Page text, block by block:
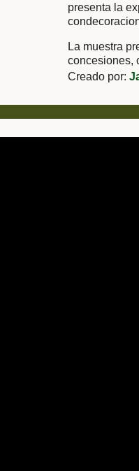
presenta la
La muestra
concesiones,
Creado por: